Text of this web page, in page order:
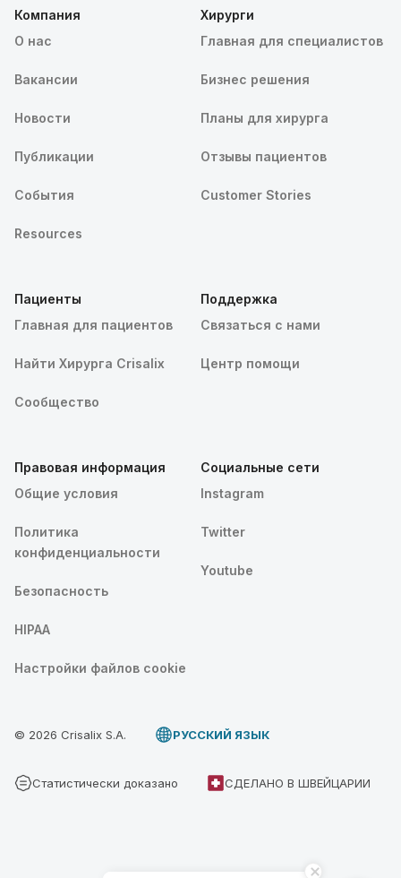
Компания
О нас
Вакансии
Новости
Публикации
События
Resources
Хирурги
Главная для специалистов
Бизнес решения
Планы для хирурга
Отзывы пациентов
Customer Stories
Пациенты
Главная для пациентов
Найти Хирурга Crisalix
Сообщество
Поддержка
Связаться с нами
Центр помощи
Правовая информация
Общие условия
Политика
конфиденциальности
Безопасность
HIPAA
Настройки файлов cookie
Социальные сети
Instagram
Twitter
Youtube
© 2026 Crisalix S.A. PУССКИЙ ЯЗЫК
Статистически доказано СДЕЛАНО В ШВЕЙЦАРИИ